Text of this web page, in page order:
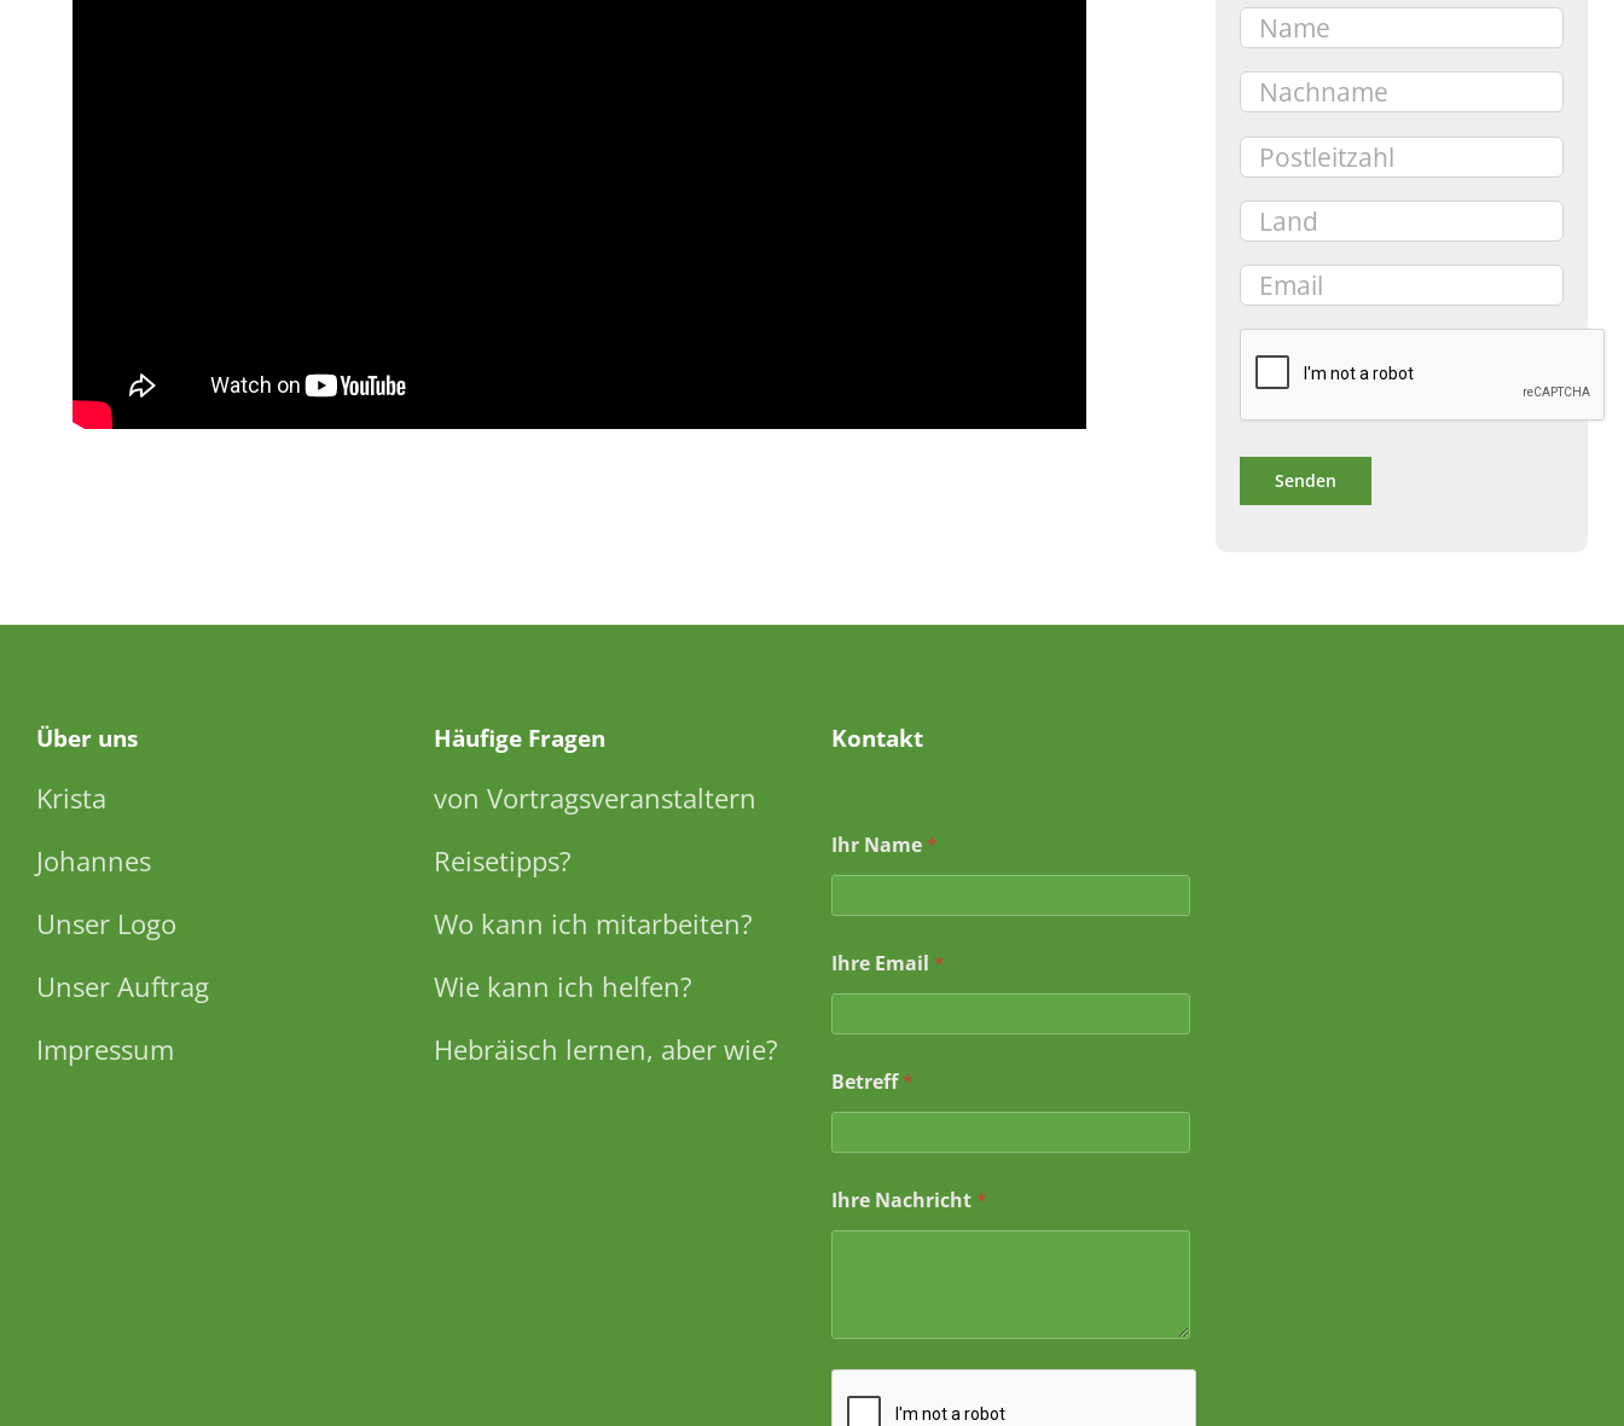
Über uns
Krista
Johannes
Unser Logo
Unser Auftrag
Impressum
Häufige Fragen
von Vortragsveranstaltern
Reisetipps?
Wo kann ich mitarbeiten?
Wie kann ich helfen?
Hebräisch lernen, aber wie?
Kontakt
Ihr Name *
Ihre Email *
Betreff*
N
a
r
Ihre Nachricht *